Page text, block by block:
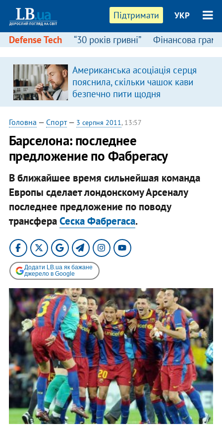
Підтримати УКР
Defense Tech “30 років гривні” Фінансова
Американська асоціація серця
пояснила, скільки чашок кави
безпечно пити щодня
Головна — Спорт— 3 серпня 2011, 13:57
Барселона: последнее
предложение по Фабрегасу
В ближайшее время сильнейшая команда
Европы сделает лондонскому Арсеналу
последнее предложение по поводу
трансфераСеска Фабрегаса.
Додати LB.ua як бажане
джерело в Google